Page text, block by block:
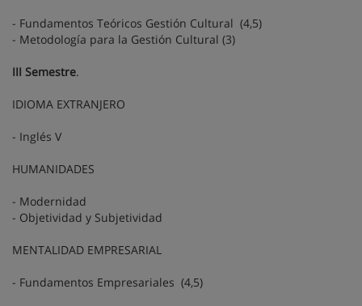
- Fundamentos Teóricos Gestión Cultural (4,5)
- Metodología para la Gestión Cultural (3)
III Semestre.
IDIOMA EXTRANJERO
- Inglés V
HUMANIDADES
- Modernidad
- Objetividad y Subjetividad
MENTALIDAD EMPRESARIAL
- Fundamentos Empresariales (4,5)